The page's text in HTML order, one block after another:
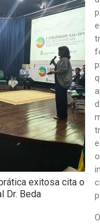
exitosa cita o
Dr. Beda